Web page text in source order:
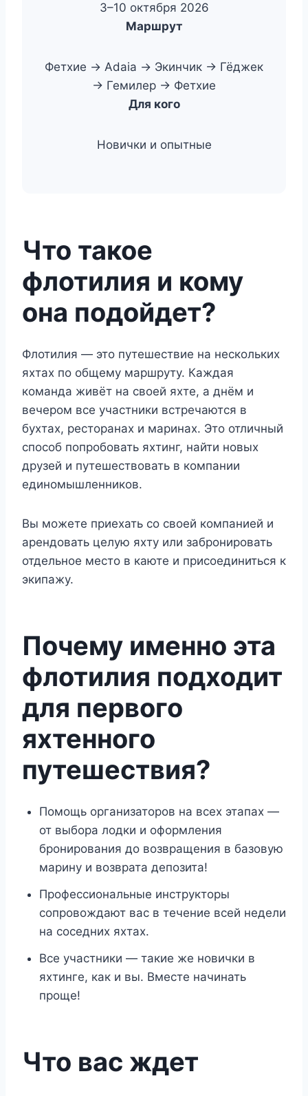
3–10 октября 2026
Маршрут
Фетхие → Adaia → Экинчик → Гёджек
→ Гемилер → Фетхие
Для кого
Новички и опытные
Что такое
флотилия и кому
она подойдет?
Флотилия — это путешествие на нескольких
яхтах по общему маршруту. Каждая
команда живёт на своей яхте, а днём и
вечером все участники встречаются в
бухтах, ресторанах и маринах. Это отличный
способ попробовать яхтинг, найти новых
друзей и путешествовать в компании
единомышленников.
Вы можете приехать со своей компанией и
арендовать целую яхту или забронировать
отдельное место в каюте и присоединиться к
экипажу.
Почему именно эта
флотилия подходит
для первого
яхтенного
путешествия?
Помощь организаторов на всех этапах —
от выбора лодки и оформления
бронирования до возвращения в базовую
марину и возврата депозита!
Профессиональные инструкторы
сопровождают вас в течение всей недели
на соседних яхтах.
Все участники — такие же новички в
яхтинге, как и вы. Вместе начинать
проще!
Что вас ждет